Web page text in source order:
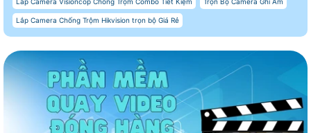
Lắp Camera Chống Trộm Hikvision trọn bộ Giá Rẻ